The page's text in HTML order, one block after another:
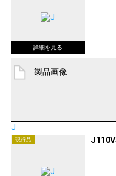
製品画像
J
現行品